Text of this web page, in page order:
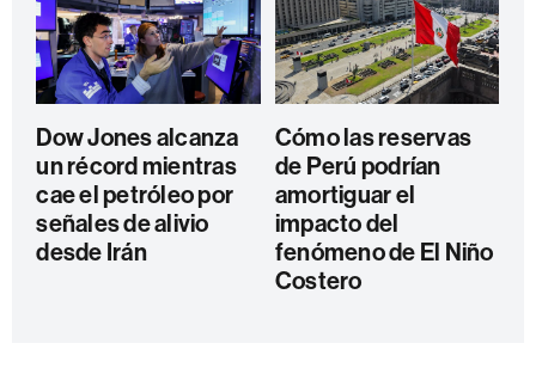
Dow Jones alcanza
un récord mientras
cae el petróleo por
señales de alivio
desde Irán
Cómo las reservas
de Perú podrían
amortiguar el
impacto del
fenómeno de El Niño
Costero